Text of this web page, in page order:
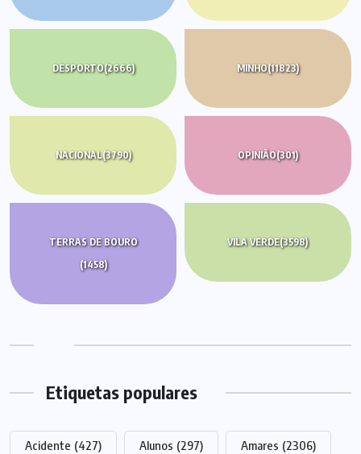
DESPORTO(2666) MINHO(11823)
NACIONAL(3790) OPINIÃO(301)
TERRAS DE BOURO
(1458)
VILA VERDE(3598)
Etiquetas populares
Acidente (427) Alunos (297) Amares (2306)